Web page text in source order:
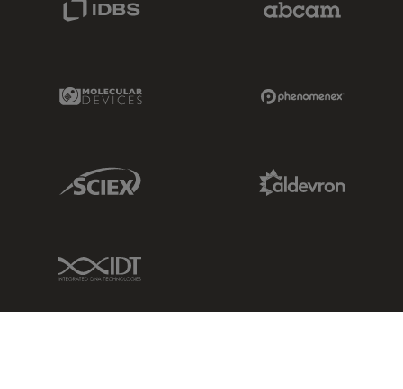
Molecular Devices Link
Sciex Link
IDT Link